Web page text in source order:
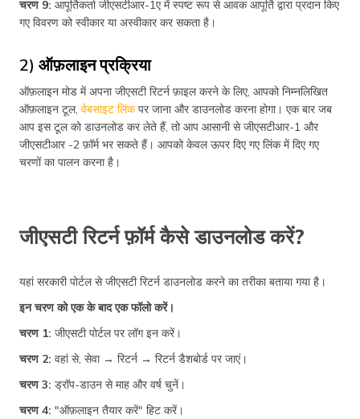
चरण 9: आपूर्तिकर्ता जीएसटीआर-1ए में स्पष्ट रूप से आवक आपूर्ति द्वारा प्रदान किए
गए विवरण को स्वीकार या अस्वीकार कर सकता है।
2) ऑफ़लाइन प्रक्रिया
ऑफ़लाइन मोड में अपना जीएसटी रिटर्न फ़ाइल करने के लिए, आपको निम्नलिखित
ऑफ़लाइन टूल, वेबसाइट लिंकपर जाना और डाउनलोड करना होगा। एक बार जब
आप इस टूल को डाउनलोड कर लेते हैं, तो आप आसानी से जीएसटीआर-1 और
जीएसटीआर -2 फ़ॉर्म भर सकते हैं। आपको केवल ऊपर दिए गए लिंक में दिए गए
चरणों का पालन करना है।
जीएसटी रिटर्न फ़ॉर्म कैसे डाउनलोड करें?
यहां सरकारी पोर्टल से जीएसटी रिटर्न डाउनलोड करने का तरीका बताया गया है।
इन चरण को एक के बाद एक फॉलो करें।
चरण 1: जीएसटी पोर्टल पर लॉग इन करें।
चरण 2: वहां से, सेवा → रिटर्न → रिटर्न डैशबोर्ड पर जाएं।
चरण 3: ड्रॉप-डाउन से माह और वर्ष चुनें।
चरण 4: "ऑफ़लाइन तैयार करें" हिट करें।